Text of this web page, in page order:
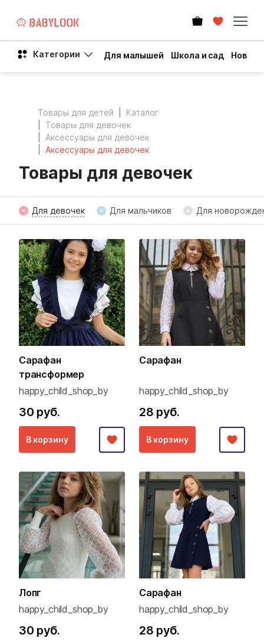
Категории Для малышей Школа и сад Новый
Товары для детей
Каталог
Товары для девочек
Аксессуары для девочек
Аксессуары для девочек
Товары для девочек
Для девочек Для мальчиков Для
Сарафан
трансформер
happy_child_shop_by
30 руб.
В корзину
Сарафан
happy_child_shop_by
28 руб.
В корзину
Лопг
happy_child_shop_by
30 руб.
Сарафан
happy_child_shop_by
28 руб.